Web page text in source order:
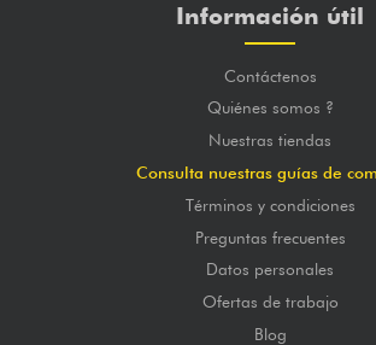
Información útil
Contáctenos
Quiénes somos ?
Nuestras tiendas
Consulta nuestras guías de
Términos y condiciones
Preguntas frecuentes
Datos personales
Ofertas de trabajo
Blog